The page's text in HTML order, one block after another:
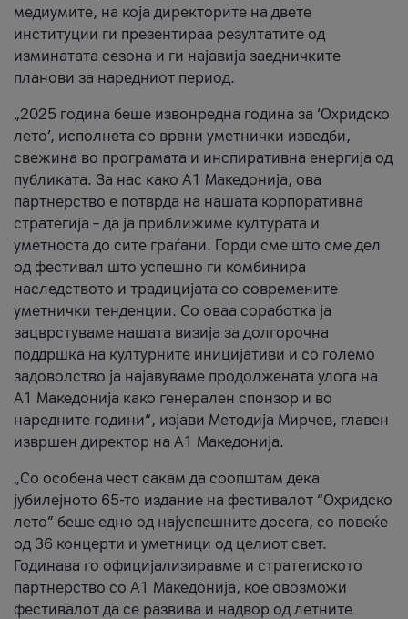
медиумите, на која директорите на двете
институции ги презентираа резултатите од
изминатата сезона и ги најавија заедничките
планови за наредниот период.
„2025 година беше извонредна година за ‘Охридско
лето’, исполнета со врвни уметнички изведби,
свежина во програмата и инспиративна енергија од
публиката. За нас како A1 Македонија, ова
партнерство е потврда на нашата корпоративна
стратегија – да ја приближиме културата и
уметноста до сите граѓани. Горди сме што сме дел
од фестивал што успешно ги комбинира
наследството и традицијата со современите
уметнички тенденции. Со оваа соработка ја
зацврстуваме нашата визија за долгорочна
поддршка на културните иницијативи и со големо
задоволство ја најавуваме продолжената улога на
A1 Македонија како генерален спонзор и во
наредните години“, изјави Методија Мирчев, главен
извршен директор на A1 Македонија.
„Со особена чест сакам да соопштам дека
јубилејното 65-то издание на фестивалот “Охридско
лето” беше едно од најуспешните досега, со повеќе
од 36 концерти и уметници од целиот свет.
Годинава го официјализиравме и стратегиското
партнерство со А1 Македонија, кое овозможи
фестивалот да се развива и надвор од летните